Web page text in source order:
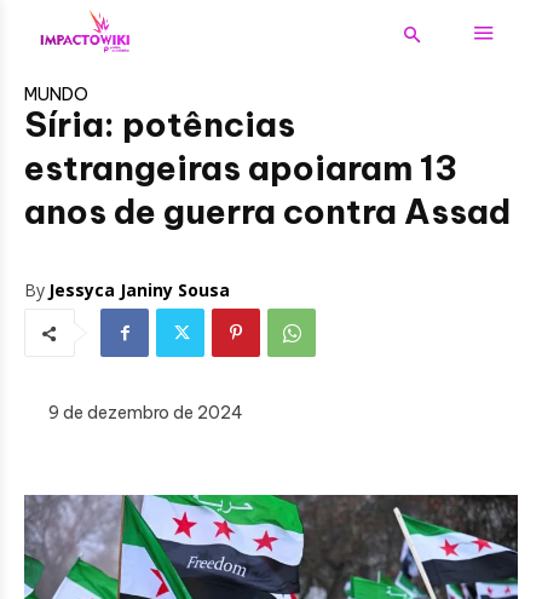
MUNDO
Síria: potências
estrangeiras apoiaram 13
anos de guerra contra Assad
By Jessyca Janiny Sousa
9 de dezembro de 2024